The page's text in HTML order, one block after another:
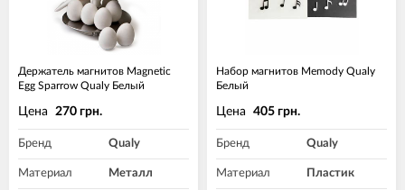
Держатель магнитов Magnetic
Egg Sparrow Qualy Белый
Цена 270 грн.
Бренд Qualy
Материал Металл
Набор магнитов Memody Qualy
Белый
Цена 405 грн.
Бренд Qualy
Материал Пластик